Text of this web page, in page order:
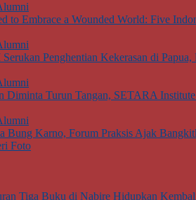
to Embrace a Wounded World: Five
Penghentian Kekerasan di
Diminta Turun Tangan, SETARA
Bung Karno, Forum Praksis Ajak
Foto
Tiga Buku di Nabire Hidupkan